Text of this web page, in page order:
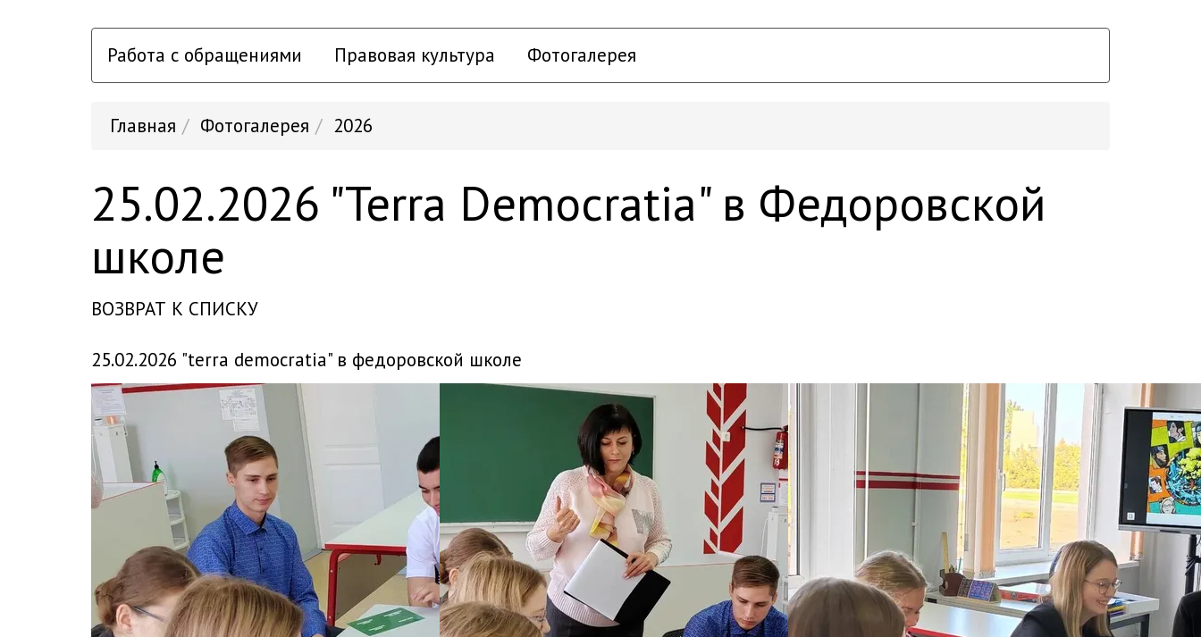
Работа с обращениями Правовая культура Фотогалерея
Главная Фотогалерея 2026
25.02.2026 "Terra Democratia" в Федоровской
школе
ВОЗВРАТ К СПИСКУ
25.02.2026 "terra democratia" в федоровской школе